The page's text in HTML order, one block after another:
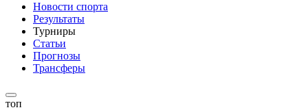
Новости спорта
Результаты
Турниры
Статьи
Прогнозы
Трансферы
топ